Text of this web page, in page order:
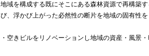
地域を構成する既にそこにある森林資源で再構築
び、浮かび上がった必然性の断片を地域の固有性を
・空きビルをリノベーションし地域の資産・風景